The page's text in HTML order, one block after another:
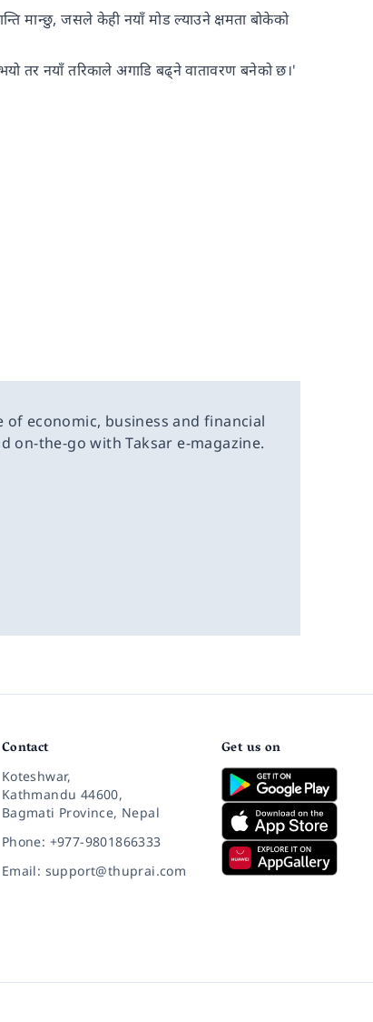
मान्छु, जसले केही नयाँ मोड ल्याउने क्षमता बोकेको
तर नयाँ तरिकाले अगाडि बढ्ने वातावरण बनेको छ।'
economic, business and financial
on-the-go with Taksar e-magazine.
Contact
Koteshwar,
Kathmandu 44600,
Bagmati Province, Nepal
Phone: +977-9801866333
Email: support@thuprai.com
Get us on